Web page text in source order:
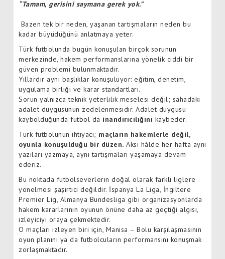
“Tamam, gerisini saymana gerek yok.”
Bazen tek bir neden, yaşanan tartışmaların neden bu
kadar büyüdüğünü anlatmaya yeter.
Türk futbolunda bugün konuşulan birçok sorunun
merkezinde, hakem performanslarına yönelik ciddi bir
güven problemi bulunmaktadır.
Yıllardır aynı başlıklar konuşuluyor: eğitim, denetim,
uygulama birliği ve karar standartları.
Sorun yalnızca teknik yeterlilik meselesi değil; sahadaki
adalet duygusunun zedelenmesidir. Adalet duygusu
kaybolduğunda futbol da inandırıcılığını kaybeder.
Türk futbolunun ihtiyacı; maçların hakemlerle değil,
oyunla konuşulduğu bir düzen. Aksi hâlde her hafta aynı
yazıları yazmaya, aynı tartışmaları yaşamaya devam
ederiz.
Bu noktada futbolseverlerin doğal olarak farklı liglere
yönelmesi şaşırtıcı değildir. İspanya La Liga, İngiltere
Premier Lig, Almanya Bundesliga gibi organizasyonlarda
hakem kararlarının oyunun önüne daha az geçtiği algısı,
izleyiciyi oraya çekmektedir.
O maçları izleyen biri için, Manisa – Bolu karşılaşmasının
oyun planını ya da futbolcuların performansını konuşmak
zorlaşmaktadır.